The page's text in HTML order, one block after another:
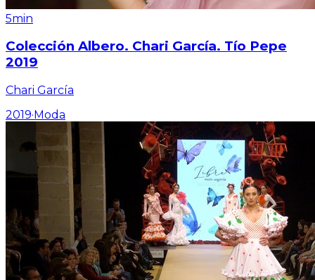
5min
Colección Albero. Chari García. Tío Pepe
2019
Chari García
2019· Moda